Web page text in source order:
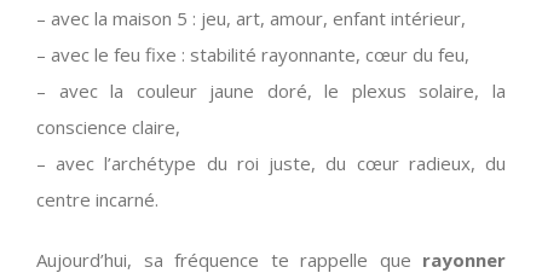
– avec la maison 5 : jeu, art, amour, enfant intérieur,
– avec le feu fixe : stabilité rayonnante, cœur du feu,
– avec la couleur jaune doré, le plexus solaire, la
conscience claire,
– avec l’archétype du roi juste, du cœur radieux, du
centre incarné.
Aujourd’hui, sa fréquence te rappelle que rayonner